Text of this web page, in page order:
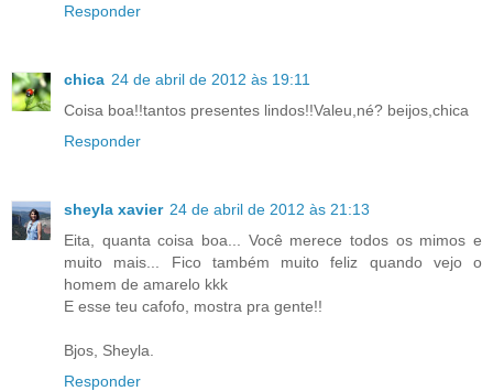
Responder
chica 24 de abril de 2012 às 19:11
Coisa boa!!tantos presentes lindos!!Valeu,né? beijos,chica
Responder
sheyla xavier 24 de abril de 2012 às 21:13
Eita, quanta coisa boa... Você merece todos os mimos e
muito mais... Fico também muito feliz quando vejo o
homem de amarelo kkk
E esse teu cafofo, mostra pra gente!!
Bjos, Sheyla.
Responder